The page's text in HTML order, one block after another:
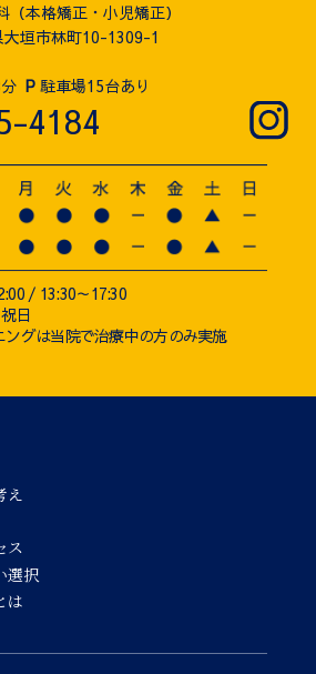
本格矯正・小児矯正）
垣市林町10-1309-1
P 駐車場15台あり
4184
/ 13:30～17:30
日
グは当院で治療中の方のみ実施
え
ス
選択
は